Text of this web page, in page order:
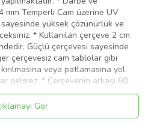
mm Temperli Cam üzerine UV
sayesinde yüksek çözünürlük ve
* Kullanılan çerçeve 2 cm
Güçlü çerçevesi sayesinde
çerçevesiz cam tablolar gibi
veya patlamasına yol
gelmez. * Çerçevenin arkası 60
kapanarak temiz bir görünüm
malzemeler sayesinde yıllarca
ömrünü uzatmak için direkt
klima, soba gibi ısı
Gör